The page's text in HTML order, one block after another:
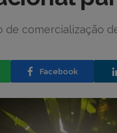
de comercialização
Facebook